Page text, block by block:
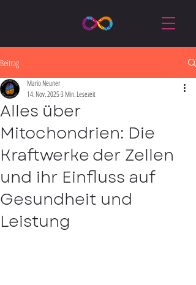
Beitrag
Alles über
Mitochondrien: Die
Kraftwerke der Zellen
und ihr Einfluss auf
Gesundheit und
Leistung
Mario Neuner
14. Nov. 20253 Min. Lesezeit